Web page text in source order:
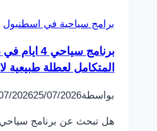
برامج سياحية في اسطنبول
برنامج
المتكامل لعطلة طبيعية
بواسطة 202625/07/2026